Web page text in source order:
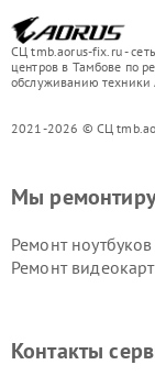
СЦ tmb.aorus-fix.ru -
центров в Тамбове по
обслуживанию техники
2021-2026 © СЦ
Мы
Ремонт
Ремонт
Контакты